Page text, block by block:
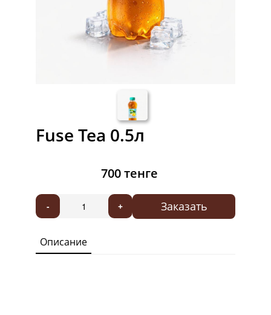
Fuse Tea 0.5л
700 тенге
Заказать
- +
Описание